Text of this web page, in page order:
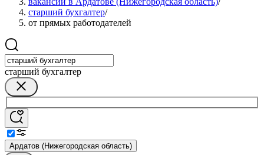
старший бухгалтер/
от прямых работодателей
старший бухгалтер
Ардатов (Нижегородская область)